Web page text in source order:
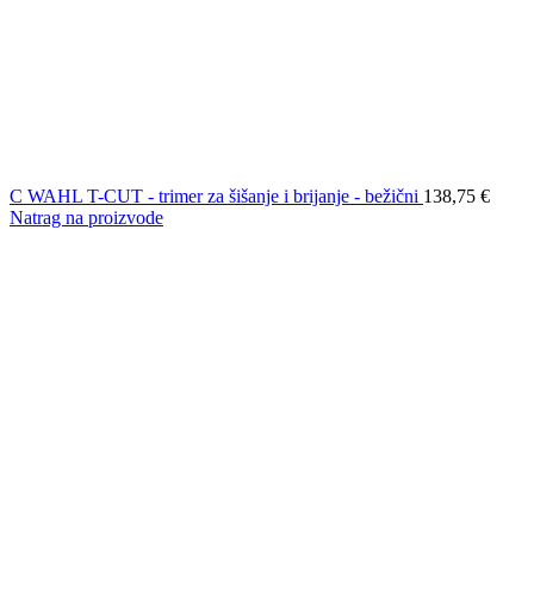
C WAHL T-CUT - trimer za šišanje i brijanje - bežični 138,75 €
Natrag na proizvode